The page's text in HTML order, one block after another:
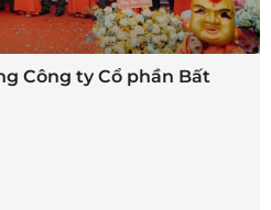
Công ty Cổ phần Bất